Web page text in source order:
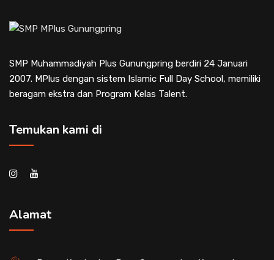
SMP Muhammadiyah Plus Gunungpring berdiri 24 Januari
2007. MPlus dengan sistem Islamic Full Day School, memiliki
beragam ekstra dan Program Kelas Talent.
Temukan kami di
Alamat